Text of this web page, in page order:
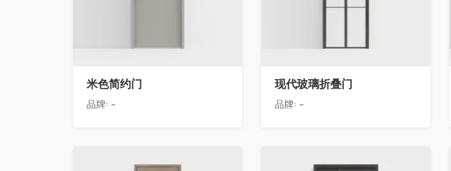
米色简约门
品牌: -
现代玻璃折叠门
品牌: -
收藏